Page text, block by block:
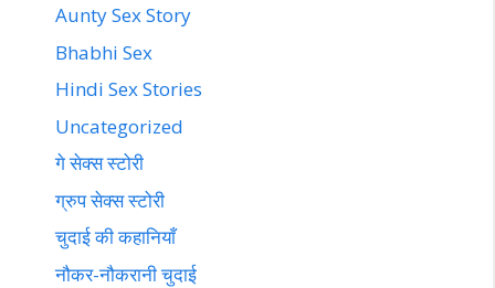
Aunty Sex Story
Bhabhi Sex
Hindi Sex Stories
Uncategorized
गे सेक्स स्टोरी
ग्रुप सेक्स स्टोरी
चुदाई की कहानियाँ
नौकर-नौकरानी चुदाई